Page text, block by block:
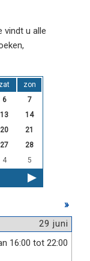
vindt u alle
zat
zon
6
7
13
14
20
21
27
28
4 5
»
29 juni
16:00 tot 22:00